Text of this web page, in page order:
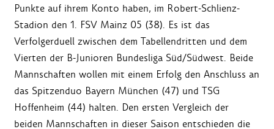
Punkte auf ihrem Konto haben, im Robert-Schlienz-
Stadion den 1. FSV Mainz 05 (38). Es ist das
Verfolgerduell zwischen dem Tabellendritten und dem
Vierten der B-Junioren Bundesliga Süd/Südwest. Beide
Mannschaften wollen mit einem Erfolg den Anschluss an
das Spitzenduo Bayern München (47) und TSG
Hoffenheim (44) halten. Den ersten Vergleich der
beiden Mannschaften in dieser Saison entschieden die